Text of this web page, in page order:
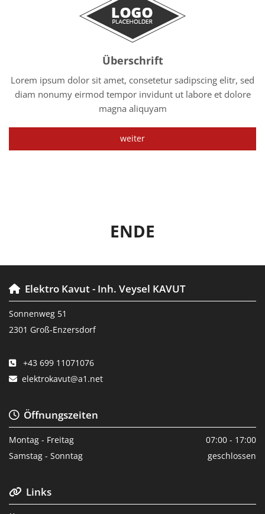
Überschrift
Lorem ipsum dolor sit amet, consetetur sadipscing elitr, sed
diam nonumy eirmod tempor invidunt ut labore et dolore
magna aliquyam
weiter
ENDE
 Elektro Kavut - Inh. Veysel KAVUT
Sonnenweg 51
2301 Groß-Enzersdorf
 +43 699 11071076
 elektrokavut@a1.net
Öffnungszeiten
Montag - Freitag
07:00 - 17:00
Samstag - Sonntag
geschlossen
 Links